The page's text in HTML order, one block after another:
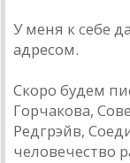
У меня к себе
адресом.
Скоро будем
Горчакова,
Редгрэйв,
человечество